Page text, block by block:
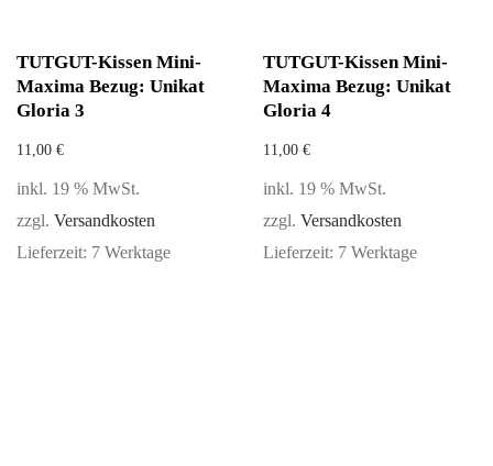
TUTGUT-Kissen Mini-
Maxima Bezug: Unikat
Gloria 3
11,00 €
inkl. 19 % MwSt.
zzgl. Versandkosten
Lieferzeit: 7 Werktage
TUTGUT-Kissen Mini-
Maxima Bezug: Unikat
Gloria 4
11,00 €
inkl. 19 % MwSt.
zzgl. Versandkosten
Lieferzeit: 7 Werktage